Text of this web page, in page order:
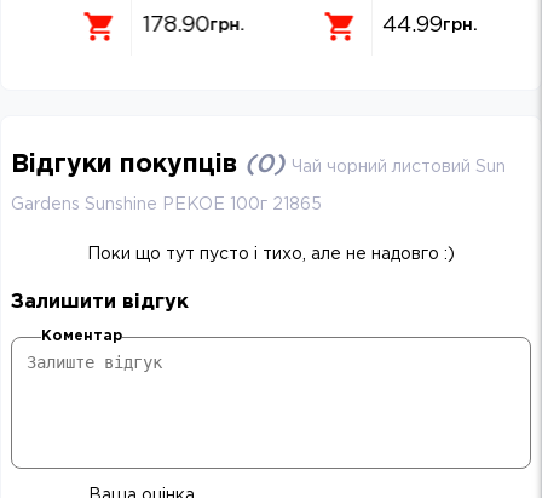
178.90грн. 44.99грн.
Відгуки покупців (0) Чай чорний листовий Sun
Gardens Sunshine PEKOE 100г 21865
Поки що тут пусто і тихо, але не надовго :)
Залишити відгук
Коментар